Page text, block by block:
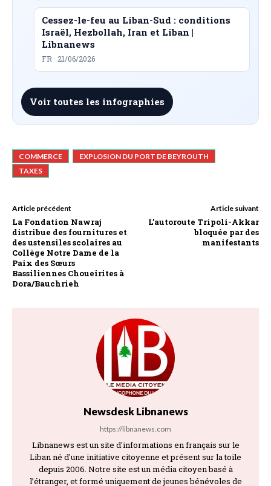
Cessez-le-feu au Liban-Sud : conditions
Israël, Hezbollah, Iran et Liban |
Libnanews
FR · 21/06/2026
Voir toutes les infographies
COMMERCE
EXPLOSION DU PORT DE BEYROUTH
TAXES
Article précédent
La Fondation Nawraj
distribue des fournitures et
des ustensiles scolaires au
Collège Notre Dame de la
Paix des Sœurs
Bassiliennes Choueirites à
Dora/Bauchrieh
Article suivant
L’autoroute Tripoli-Akkar
bloquée par des
manifestants
Newsdesk Libnanews
https://libnanews.com
Libnanews est un site d'informations en français sur le
Liban né d'une initiative citoyenne et présent sur la toile
depuis 2006. Notre site est un média citoyen basé à
l’étranger, et formé uniquement de jeunes bénévoles de